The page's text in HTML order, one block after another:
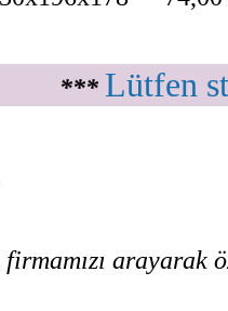
*** Lütfen
arayarak